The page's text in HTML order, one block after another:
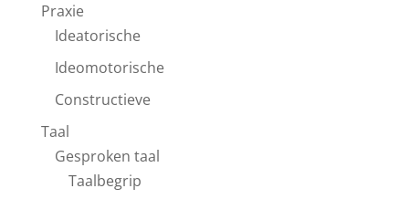
Praxie
Ideatorische
Ideomotorische
Constructieve
Taal
Gesproken taal
Taalbegrip